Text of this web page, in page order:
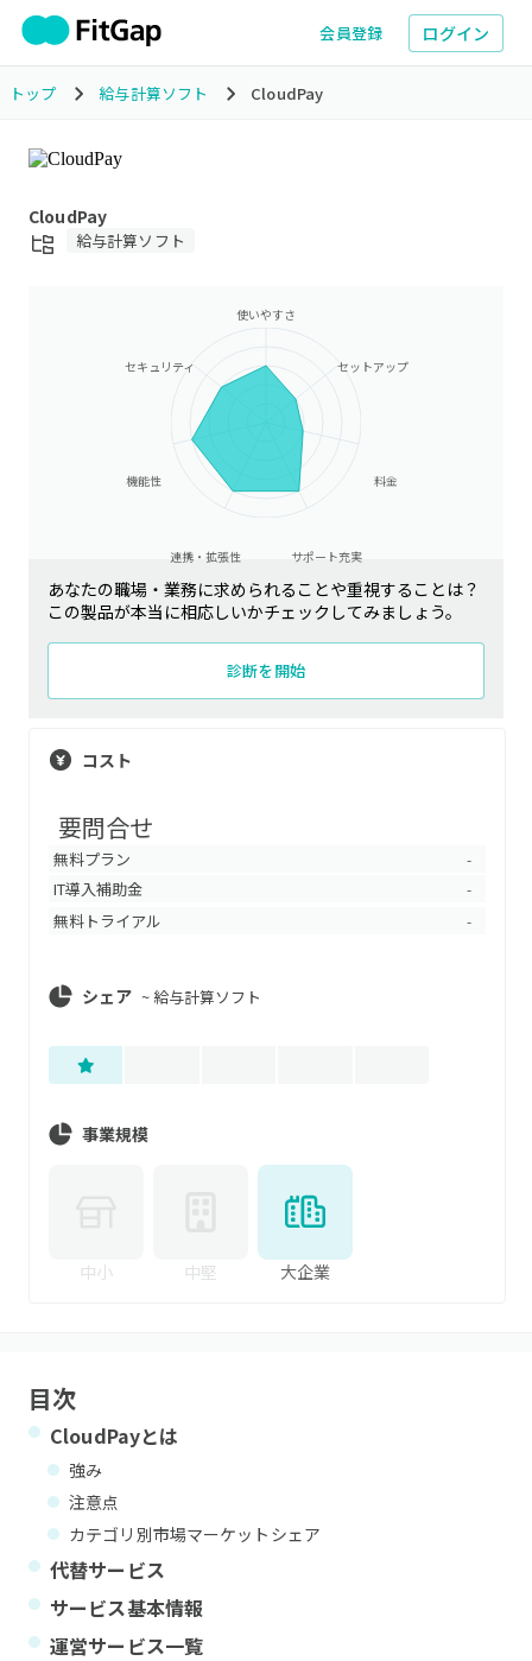
会員登録 ログイン
トップ 給与計算ソフト CloudPay
CloudPay
給与計算ソフト
使いやすさ
セットアップ
料金
サポート充実
連携・拡張性
機能性
セキュリティ
あなたの職場・業務に求められることや重視することは？
この製品が本当に相応しいかチェックしてみましょう。
診断を開始
コスト
要問合せ
無料プラン -
IT導入補助金 -
無料トライアル -
シェア ~ 給与計算ソフト
事業規模
中小 中堅 大企業
目次
CloudPayとは
強み
注意点
カテゴリ別市場マーケットシェア
代替サービス
サービス基本情報
運営サービス一覧